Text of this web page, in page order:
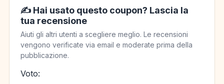
✍️ Hai usato questo coupon? Lascia la
tua recensione
Aiuti gli altri utenti a scegliere meglio. Le recensioni
vengono verificate via email e moderate prima della
pubblicazione.
Voto: